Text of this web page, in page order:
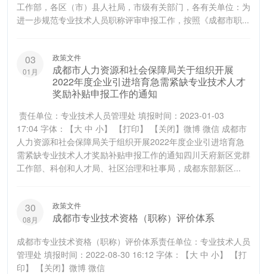
工作部，各区（市）县人社局，市级有关部门，各有关单位：为
进一步规范专业技术人员职称评审申报工作，按照《成都市职...
03
01月
政策文件
成都市人力资源和社会保障局关于组织开展
2022年度企业引进培育急需紧缺专业技术人才
奖励补贴申报工作的通知
责任单位：专业技术人员管理处 填报时间：2023-01-03
17:04 字体：【大 中 小】 【打印】 【关闭】微博 微信 成都市
人力资源和社会保障局关于组织开展2022年度企业引进培育急
需紧缺专业技术人才奖励补贴申报工作的通知四川天府新区党群
工作部、科创和人才局、社区治理和社事局，成都东部新区...
30
08月
政策文件
成都市专业技术资格（职称）评价体系
成都市专业技术资格（职称）评价体系责任单位：专业技术人员
管理处 填报时间：2022-08-30 16:12 字体：【大 中 小】 【打
印】 【关闭】微博 微信